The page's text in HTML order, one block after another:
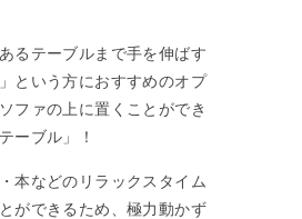
るテーブルまで手を伸ばす
という方におすすめのオプ
ファの上に置くことができ
ーブル」！
本などのリラックスタイム
ができるため、極力動かず